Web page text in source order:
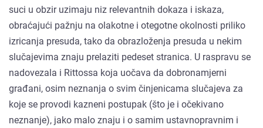
suci u obzir uzimaju niz relevantnih dokaza i iskaza,
obraćajući pažnju na olakotne i otegotne okolnosti priliko
izricanja presuda, tako da obrazloženja presuda u nekim
slučajevima znaju prelaziti pedeset stranica. U raspravu se
nadovezala i Rittossa koja uočava da dobronamjerni
građani, osim neznanja o svim činjenicama slučajeva za
koje se provodi kazneni postupak (što je i očekivano
neznanje), jako malo znaju i o samim ustavnopravnim i